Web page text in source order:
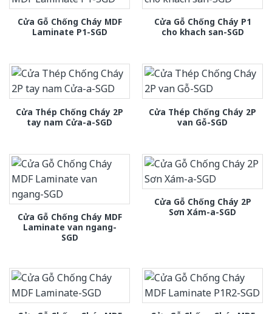
Cửa Gỗ Chống Cháy MDF
Laminate P1-SGD
Cửa Gỗ Chống Cháy P1
cho khach san-SGD
Cửa Thép Chống Cháy 2P
tay nam Cửa-a-SGD
Cửa Thép Chống Cháy 2P
van Gỗ-SGD
Cửa Gỗ Chống Cháy MDF
Laminate van ngang-
SGD
Cửa Gỗ Chống Cháy 2P
Sơn Xám-a-SGD